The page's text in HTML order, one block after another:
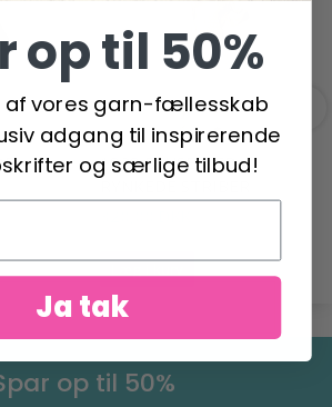
1828 BLUSE MED
RYNKEDE STRIBER
op til 50%
op til 50%
af vores garn-fællesskab
adgang til inspirerende
og særlige tilbud!
Ja tak